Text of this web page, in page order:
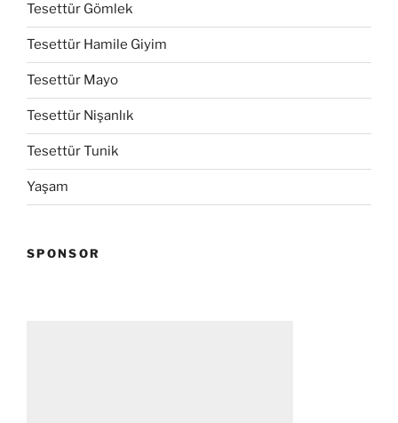
Tesettür Gömlek
Tesettür Hamile Giyim
Tesettür Mayo
Tesettür Nişanlık
Tesettür Tunik
Yaşam
SPONSOR